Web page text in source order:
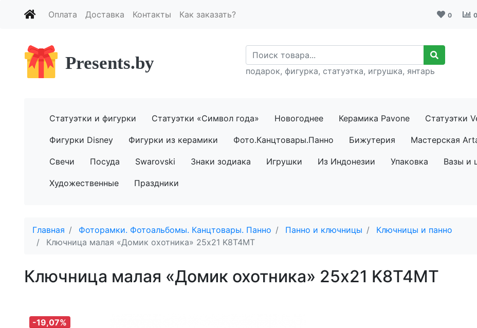
Оплата Доставка Контакты Как заказать? 0 0
Presents.by подарок, фигурка, статуэтка, игрушка, янтарь
Статуэтки и фигурки Статуэтки «Символ года» Новогоднее Керамика Pavone Статуэтки
Фигурки Disney Фигурки из керамики Фото.Канцтовары.Панно Бижутерия Мастерская
Свечи Посуда Swarovski Знаки зодиака Игрушки Из Индонезии Упаковка Вазы и
Художественные Праздники
Главная Фоторамки. Фотоальбомы. Канцтовары. Панно Панно и ключницы
Ключницы и панно
Ключница малая «Домик охотника» 25х21 K8T4MT
Ключница малая «Домик охотника» 25х21 K8T4MT
-19,07%